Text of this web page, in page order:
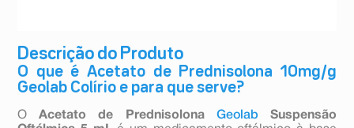
Descrição do Produto
O que é Acetato de Prednisolona 10mg/g
Geolab Colírio e para que serve?
OAcetato de Prednisolona Geolab Suspensão